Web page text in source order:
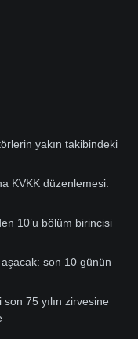
yakın takibindeki
KVKK düzenlemesi:
10’u bölüm birincisi
son 10 günün
75 yılın zirvesine